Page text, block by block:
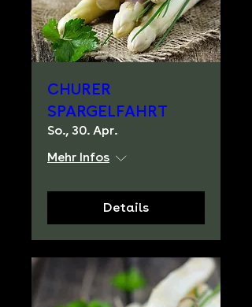
CHURER
SPARGELFAHRT
So., 30. Apr.
Mehr Infos
Details